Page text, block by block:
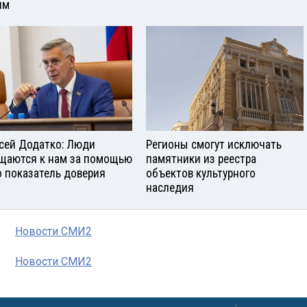
Додатко: Люди
к нам за помощью
показатель доверия
Регионы смогут исключать
памятники из реестра
объектов культурного
наследия
Новости СМИ2
Новости СМИ2